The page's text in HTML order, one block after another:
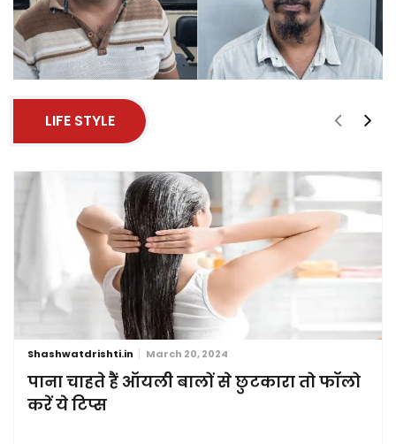
LIFE STYLE
Shashwatdrishti.in March 20, 2024
पाना चाहते हैं ऑयली बालों से छुटकारा तो फॉलो
करें ये टिप्स